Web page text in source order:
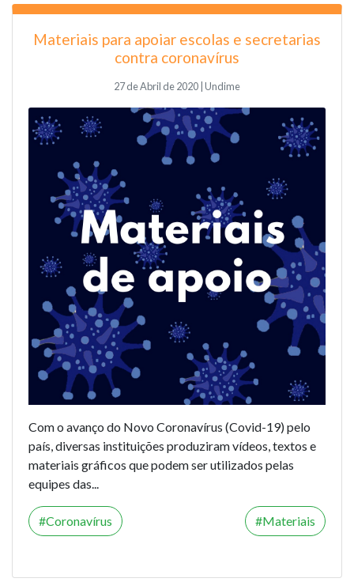
Materiais para apoiar escolas e secretarias
contra coronavírus
27 de Abril de 2020 | Undime
Com o avanço do Novo Coronavírus (Covid-19) pelo
país, diversas instituições produziram vídeos, textos e
materiais gráficos que podem ser utilizados pelas
equipes das...
Coronavírus Materiais